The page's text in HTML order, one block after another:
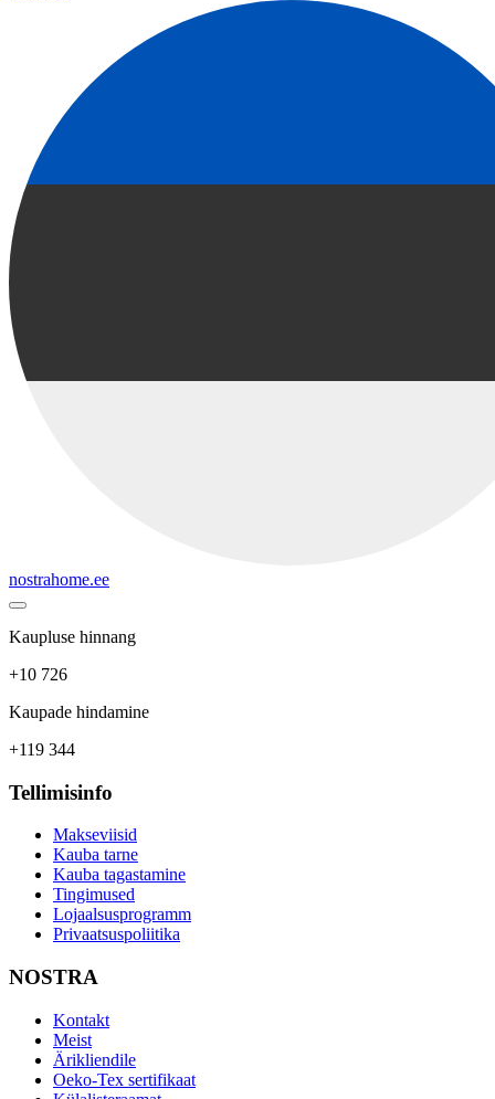
nostrahome.ee
Kaupluse hinnang
+10 726
Kaupade hindamine
+119 344
Tellimisinfo
Makseviisid
Kauba tarne
Kauba tagastamine
Tingimused
Lojaalsusprogramm
Privaatsuspoliitika
NOSTRA
Kontakt
Meist
Ärikliendile
Oeko-Tex sertifikaat